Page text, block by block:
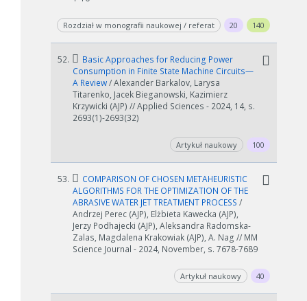
Rozdział w monografii naukowej / referat 20 140
52.
Basic Approaches for Reducing Power
Consumption in Finite State Machine Circuits—
A Review/ Alexander Barkalov, Larysa
Titarenko, Jacek Bieganowski, Kazimierz
Krzywicki (AJP) // Applied Sciences - 2024, 14, s.
2693(1)-2693(32)
Artykuł naukowy 100
53.
COMPARISON OF CHOSEN METAHEURISTIC
ALGORITHMS FOR THE OPTIMIZATION OF THE
ABRASIVE WATER JET TREATMENT PROCESS /
Andrzej Perec (AJP), Elżbieta Kawecka (AJP),
Jerzy Podhajecki (AJP), Aleksandra Radomska-
Zalas, Magdalena Krakowiak (AJP), A. Nag // MM
Science Journal - 2024, November, s. 7678-7689
Artykuł naukowy 40